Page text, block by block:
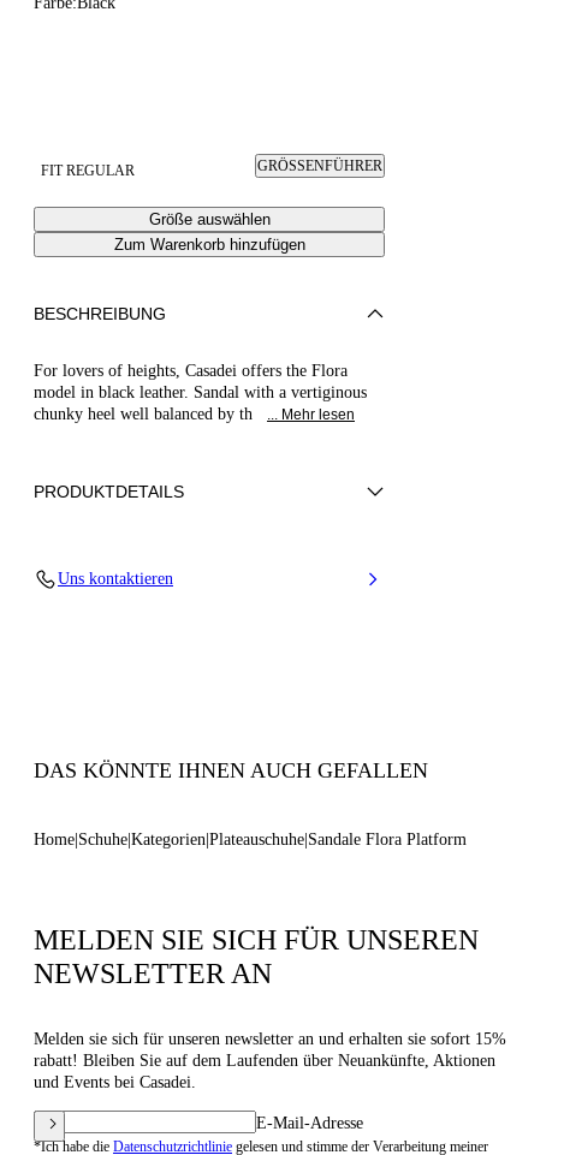
FIT REGULAR GRÖSSENFÜHRER
Größe auswählen
Zum Warenkorb hinzufügen
BESCHREIBUNG
For lovers of heights, Casadei offers the Flora
model in black leather. Sandal with a vertiginous
chunky heel well balanced by th
... Mehr lesen
PRODUKTDETAILS
Uns kontaktieren
DAS KÖNNTE IHNEN AUCH GEFALLEN
Home Schuhe Kategorien Plateauschuhe Sandale Flora Platform
MELDEN SIE SICH FÜR UNSEREN
NEWSLETTER AN
Melden sie sich für unseren newsletter an und erhalten sie sofort 15%
rabatt! Bleiben Sie auf dem Laufenden über Neuankünfte, Aktionen
und Events bei Casadei.
E-Mail-Adresse
*Ich habe die Datenschutzrichtlinie gelesen und stimme der Verarbeitung meiner